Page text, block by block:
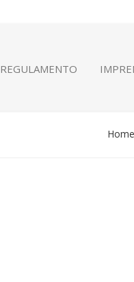
REGULAMENTO
Home